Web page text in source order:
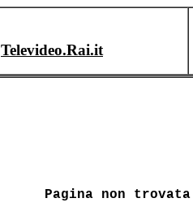
Televideo.Rai.it
Pagina non trovata